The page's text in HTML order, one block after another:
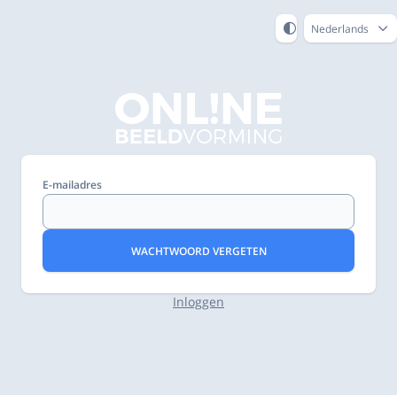
Nederlands
E-mailadres
WACHTWOORD VERGETEN
Inloggen